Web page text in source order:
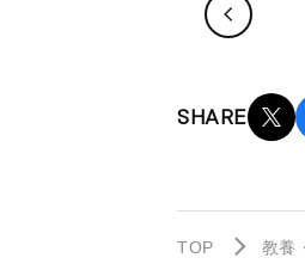
SHARE
TOP 教養